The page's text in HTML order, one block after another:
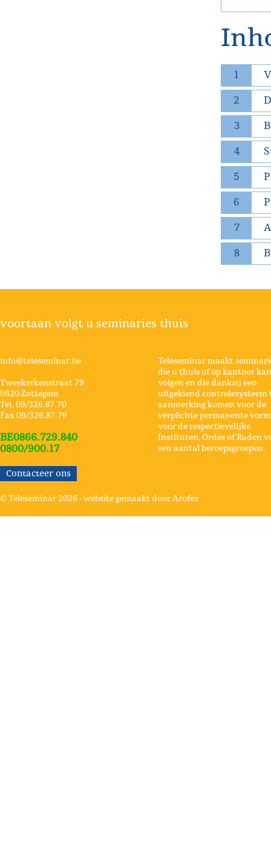
1
2
3
4
5
6
7
8
voortaan volgt u seminaries thuis
info@teleseminar.be
Tweekerkenstraat 79
9620 Zottegem
Tel. 09/326.87.70
Fax 09/326.87.79
BE0866.729.840
0800/900.17
Contacteer ons
Teleseminar maakt
die u thuis of op kantoor kan
volgen en die dankzij een
uitgekiend controlesysteem
aanmerking komen voor de
verplichte permanente
voor de respectievelijke
Instituten, Ordes of Raden
een aantal beroepsgroepen.
© Teleseminar 2026 -website gemaakt door Arofex